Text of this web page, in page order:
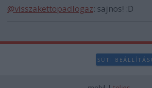
@visszakettopadlogaz: sajnos! :D
SÜTI